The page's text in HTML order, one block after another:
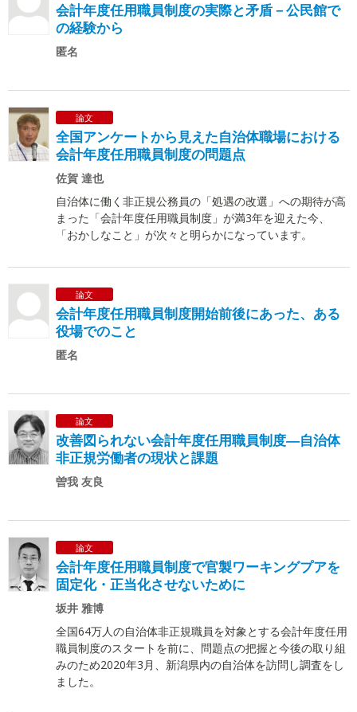
会計年度任用職員制度の実際と矛盾－公民館で
の経験から
匿名
論文
全国アンケートから見えた自治体職場における
会計年度任用職員制度の問題点
佐賀 達也
自治体に働く非正規公務員の「処遇の改選」への期待が高
まった「会計年度任用職員制度」が満3年を迎えた今、
「おかしなこと」が次々と明らかになっています。
論文
会計年度任用職員制度開始前後にあった、ある
役場でのこと
匿名
論文
改善図られない会計年度任用職員制度―自治体
非正規労働者の現状と課題
曽我 友良
論文
会計年度任用職員制度で官製ワーキングプアを
固定化・正当化させないために
坂井 雅博
全国64万人の自治体非正規職員を対象とする会計年度任用
職員制度のスタートを前に、問題点の把握と今後の取り組
みのため2020年3月、新潟県内の自治体を訪問し調査をし
ました。